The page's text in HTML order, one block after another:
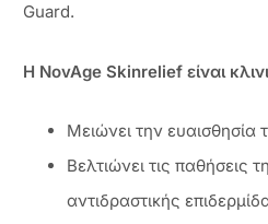
Guard.
Η NovAge Skinrelief είναι
Μειώνει την ευαισθησία
Βελτιώνει τις παθήσεις
αντιδραστικής